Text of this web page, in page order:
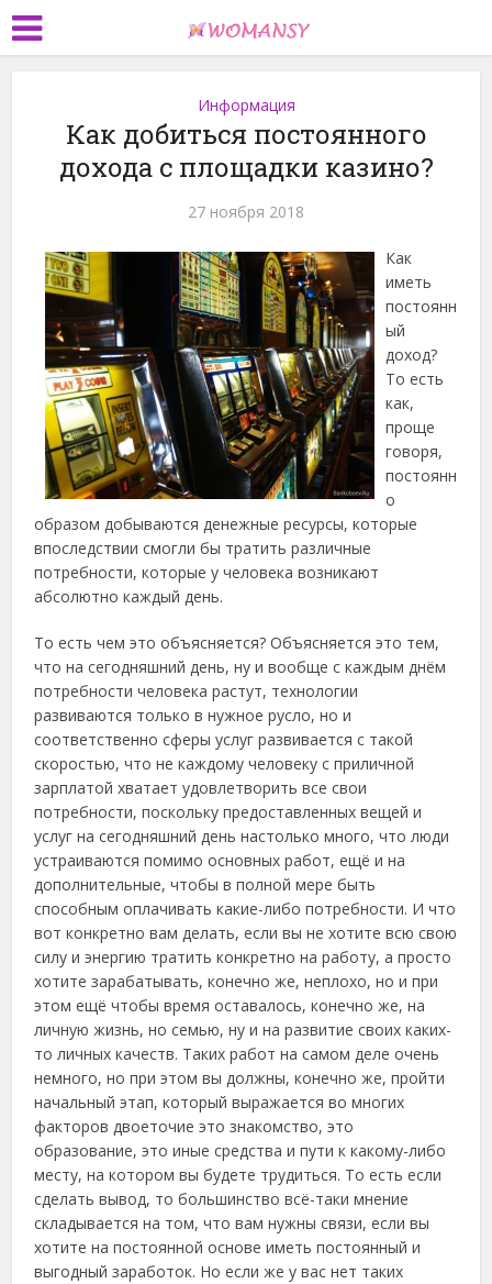
Информация
Как добиться постоянного
дохода с площадки казино?
27 ноября 2018
Как
иметь
постоянн
ый
доход?
То есть
как,
проще
говоря,
постоянн
о
образом добываются денежные ресурсы, которые
впоследствии смогли бы тратить различные
потребности, которые у человека возникают
абсолютно каждый день.
То есть чем это объясняется? Объясняется это тем,
что на сегодняшний день, ну и вообще с каждым днём
потребности человека растут, технологии
развиваются только в нужное русло, но и
соответственно сферы услуг развивается с такой
скоростью, что не каждому человеку с приличной
зарплатой хватает удовлетворить все свои
потребности, поскольку предоставленных вещей и
услуг на сегодняшний день настолько много, что люди
устраиваются помимо основных работ, ещё и на
дополнительные, чтобы в полной мере быть
способным оплачивать какие-либо потребности. И что
вот конкретно вам делать, если вы не хотите всю свою
силу и энергию тратить конкретно на работу, а просто
хотите зарабатывать, конечно же, неплохо, но и при
этом ещё чтобы время оставалось, конечно же, на
личную жизнь, но семью, ну и на развитие своих каких-
то личных качеств. Таких работ на самом деле очень
немного, но при этом вы должны, конечно же, пройти
начальный этап, который выражается во многих
факторов двоеточие это знакомство, это
образование, это иные средства и пути к какому-либо
месту, на котором вы будете трудиться. То есть если
сделать вывод, то большинство всё-таки мнение
складывается на том, что вам нужны связи, если вы
хотите на постоянной основе иметь постоянный и
выгодный заработок. Но если же у вас нет таких